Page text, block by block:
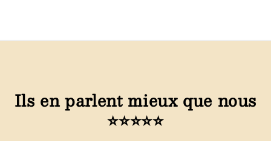
Ils en parlent mieux que nous
⭐⭐⭐⭐⭐